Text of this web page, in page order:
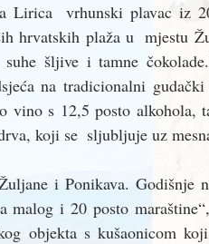
Lirica  vrhunski plavac iz
hrvatskih plaža u  mjestu
šljive i tamne
na tradicionalni
vino s 12,5 posto alkohola,
koji se  sljubljuje uz
i Ponikava. Godišnje
malog i 20 posto
objekta s kušaonicom